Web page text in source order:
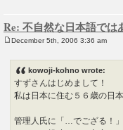
Re: 不自然な日本語では
December 5th, 2006 3:36 am
kowoji-kohno wrote:
すずさんはじめまして！
私は日本に住む５６歳の日
管理人氏に「…でござる！